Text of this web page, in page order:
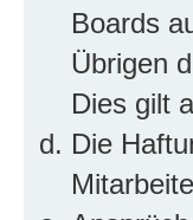
Boards
Übrigen
Dies gilt
Die